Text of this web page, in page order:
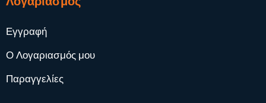
Εγγραφή
Ο Λογαριασμός μου
Παραγγελίες